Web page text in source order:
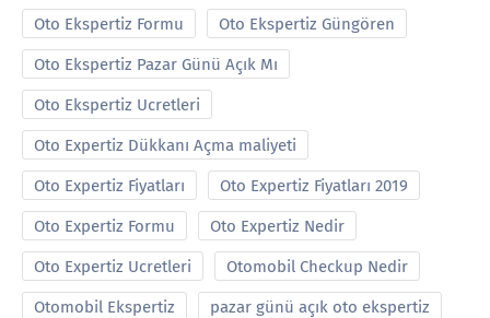
Oto Ekspertiz Formu Oto Ekspertiz Güngören
Oto Ekspertiz Pazar Günü Açık Mı
Oto Ekspertiz Ucretleri
Oto Expertiz Dükkanı Açma maliyeti
Oto Expertiz Fiyatları Oto Expertiz Fiyatları 2019
Oto Expertiz Formu Oto Expertiz Nedir
Oto Expertiz Ucretleri Otomobil Checkup Nedir
Otomobil Ekspertiz pazar günü açık oto ekspertiz